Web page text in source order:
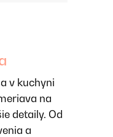
v kuchyni
na
detaily. Od
a